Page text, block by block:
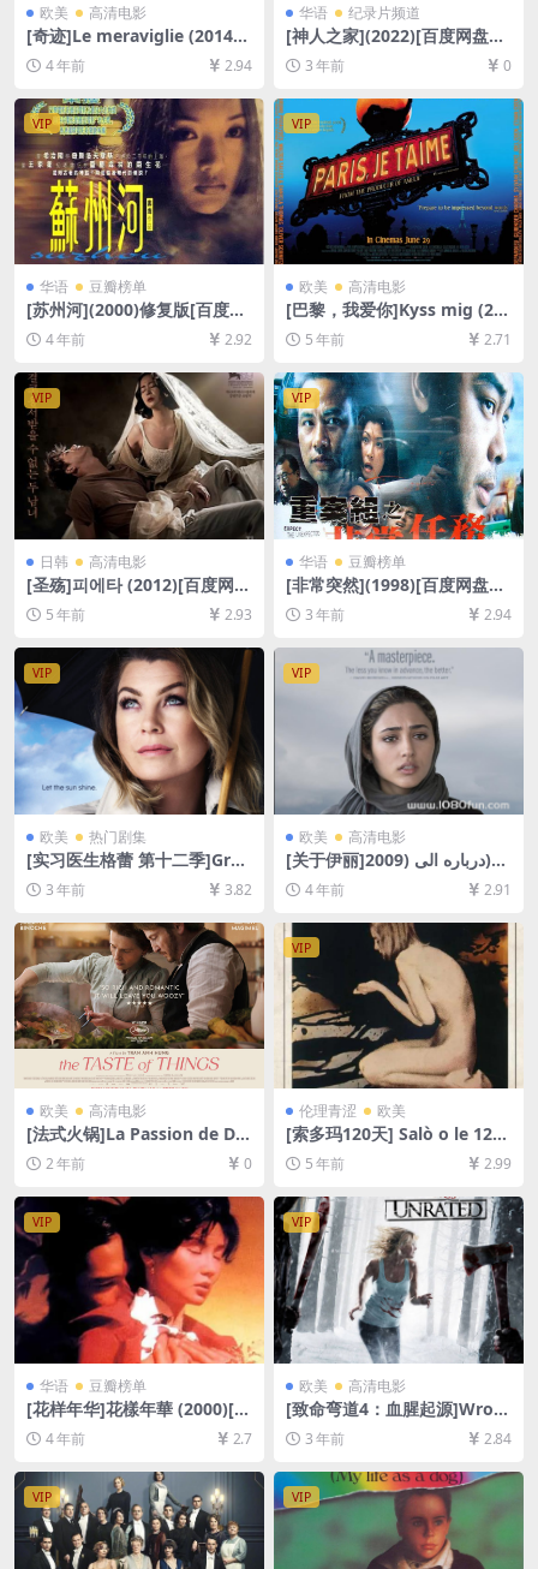
欧美 高清电影
[奇迹]Le meraviglie (2014)
[百度网盘+迅雷云盘资源1080
P超清未删减][MP4/6GB][中
文字幕]
4 年前 2.94
华语 纪录片频道
[神人之家](2022)[百度网盘
+夸克网盘1080P超清资源][网
盘在线播放/下载][MP4/3.7G
B][中文字幕]
3 年前 0
VIP
华语 豆瓣榜单
[苏州河](2000)修复版[百度网
盘+夸克网盘+迅雷云盘资源10
80P超清未删减][MP4/5GB]
[中文字幕]
4 年前 2.92
VIP
欧美 高清电影
[巴黎，我爱你]Kyss mig (20
11)[百度网盘+迅雷云盘资源1
080P超清未删减][MP4/6.7G
B][原声中字]
5 年前 2.71
VIP
日韩 高清电影
[圣殇]피에타 (2012)[百度网盘
+迅雷云盘资源1080P超清未
删减][MP4/6.5GB][韩语中字]
5 年前 2.93
VIP
华语 豆瓣榜单
[非常突然](1998)[百度网盘
+夸克网盘1080P超清未删减
资源][网盘在线播放/下载][MP
4/5.8GB][粤语中字]
3 年前 2.94
VIP
欧美 热门剧集
[实习医生格蕾 第十二季]Gre
y’s Anatomy Season 12 (20
15)[百度网盘+夸克网盘1080P
放/下载][MP4/66GB][奈飞官
方中字]
3 年前 3.82
VIP
欧美 高清电影
[关于伊丽]درباره الی (2009)
[百度网盘+迅雷云盘资源1080
P超清未删减][MP4/7.5GB][中
4 年前 2.91
欧美 高清电影
[法式火锅]La Passion de Do
din Bouffant (2023)[百度网
盘+夸克网盘1080P超清未删
减资源][网盘在线播放/下载]
[MP4/4.6GB][中文字幕]
2 年前 0
VIP
伦理青涩 欧美
[索多玛120天] Salò o le 120
giornate di Sodoma (1975)
[百度网盘+迅雷云盘资源1080
P未删减][MP4/6.7GB][原声中
字]【手机无法在线播放，请下
载防和谐压缩包（含解压密
码）】
5 年前 2.99
VIP
华语 豆瓣榜单
[花样年华]花樣年華 (2000)[百
度网盘+迅雷云盘资源1080P
超清未删减][MP4/6.2GB][粤
语中字]
4 年前 2.7
VIP
欧美 高清电影
[致命弯道4：血腥起源]Wron
g Turn 4: Bloody Beginning
s (2011)[百度网盘+迅雷云盘
资源1080P超清未删减][MP4/
6GB][中英字幕]
3 年前 2.84
VIP VIP